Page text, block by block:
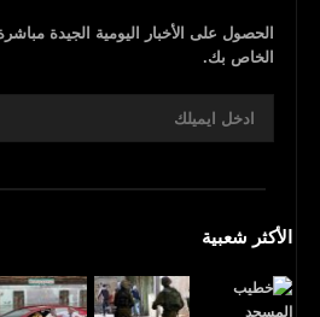
الحصول على الأخبار اليومية الجيدة
الخاص بك.
الأكثر شعبية